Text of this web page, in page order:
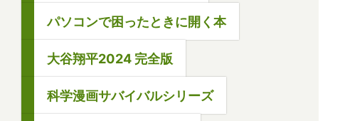
パソコンで困ったときに開く本
大谷翔平2024 完全版
科学漫画サバイバルシリーズ